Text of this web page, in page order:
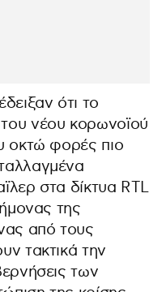
ότι το
νέου κορωνοϊού
οκτώ φορές πιο
στα δίκτυα RTL
της
από τους
τακτικά την
των